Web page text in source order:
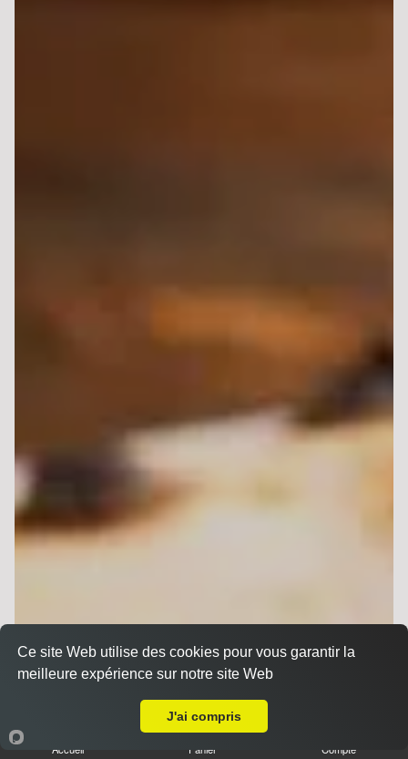
Accueil Panier Compte
Ce site Web utilise des cookies pour vous garantir la
meilleure expérience sur notre site Web
J'ai compris